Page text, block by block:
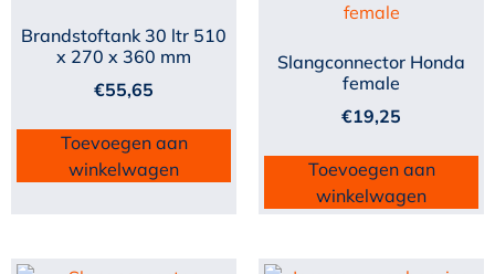
Brandstoftank 30 ltr 510
x 270 x 360 mm
€55,65
Toevoegen aan
winkelwagen
Slangconnector Honda
female
€19,25
Toevoegen aan
winkelwagen